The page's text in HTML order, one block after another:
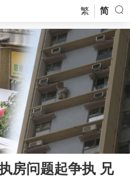
繁 简
房问题起争执 兄